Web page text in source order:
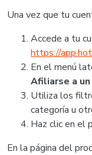
Una vez que tu
Accede a tu
https://
En el menú
Afiliarse a
Utiliza los
categoría u
Haz clic en el
En la página del